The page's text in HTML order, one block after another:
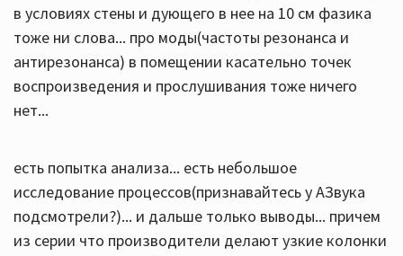
в условиях стены и дующего в нее на 10 см фазика
тоже ни слова... про моды(частоты резонанса и
антирезонанса) в помещении касательно точек
воспроизведения и прослушивания тоже ничего
нет...
есть попытка анализа... есть небольшое
исследование процессов(признавайтесь у АЗвука
подсмотрели?)... и дальше только выводы... причем
из серии что производители делают узкие колонки